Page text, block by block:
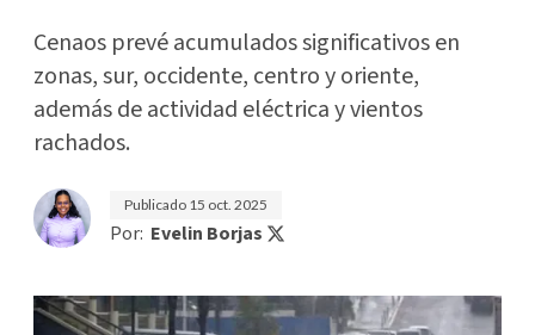
Cenaos prevé acumulados significativos en
zonas, sur, occidente, centro y oriente,
además de actividad eléctrica y vientos
rachados.
Publicado 15 oct. 2025
Por: Evelin Borjas